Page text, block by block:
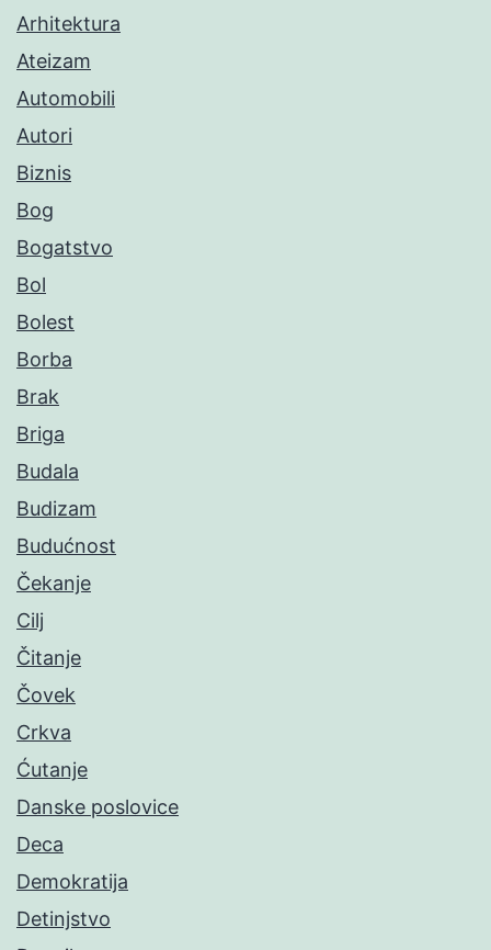
Arhitektura
Ateizam
Automobili
Autori
Biznis
Bog
Bogatstvo
Bol
Bolest
Borba
Brak
Briga
Budala
Budizam
Budućnost
Čekanje
Cilj
Čitanje
Čovek
Crkva
Ćutanje
Danske poslovice
Deca
Demokratija
Detinjstvo